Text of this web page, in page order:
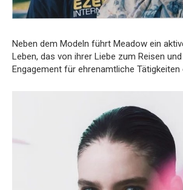
Neben dem Modeln führt Meadow ein
Leben, das von ihrer Liebe zum Reisen
Engagement für ehrenamtliche Tätigkeiten